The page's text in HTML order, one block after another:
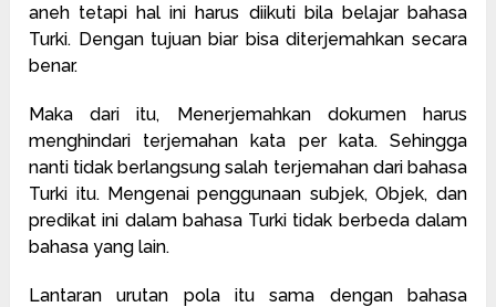
aneh tetapi hal ini harus diikuti bila belajar bahasa
Turki. Dengan tujuan biar bisa diterjemahkan secara
benar.
Maka dari itu, Menerjemahkan dokumen harus
menghindari terjemahan kata per kata. Sehingga
nanti tidak berlangsung salah terjemahan dari bahasa
Turki itu. Mengenai penggunaan subjek, Objek, dan
predikat ini dalam bahasa Turki tidak berbeda dalam
bahasa yang lain.
Lantaran urutan pola itu sama dengan bahasa